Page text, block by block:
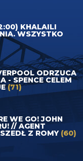
KHALAILI
WSZYSTKO
ODRZUCA
- SPENCE CELEM
(71)
WE GO! JOHN
// AGENT
Z ROMY (60)